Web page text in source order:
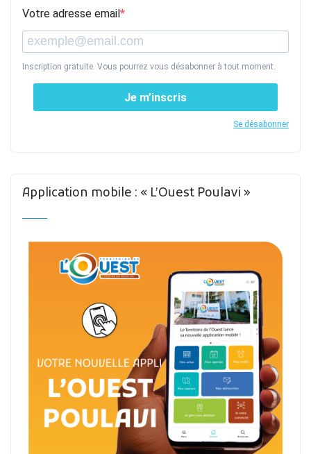
Votre adresse email
Inscription gratuite. Vous pourrez vous désabonner à tout moment.
Je m’inscris
Se désabonner
Application mobile : « L’Ouest Poulavi »